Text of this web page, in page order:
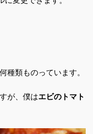
種類ものっています。
が、僕はエビのトマト